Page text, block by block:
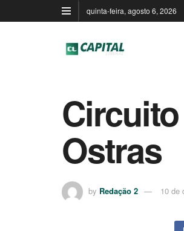
quinta-feira, agosto 6, 2026
Ostras
by Redação 2 10 de